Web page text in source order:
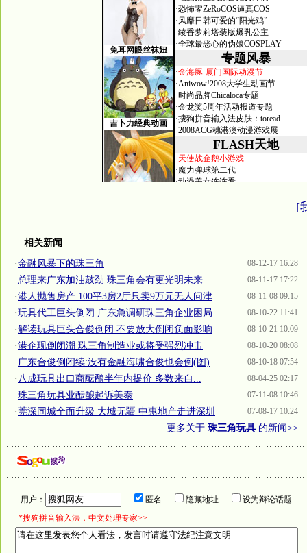
[
相关新闻
08-12-17 16:28
·金融风暴下的珠三角
08-11-17 17:22
·总理来广东加油鼓劲 珠三角会有更光明未来
08-11-08 09:15
·港人抛售房产 100平3房2厅只卖9万元无人问津
08-10-22 11:41
·玩具代工巨头倒闭 广东急调研珠三角企业困局
08-10-21 10:09
·解读玩具巨头合俊倒闭 不要放大倒闭负面影响
08-10-20 08:08
·港企现倒闭潮 珠三角制造业或将受强烈冲击
08-10-18 07:54
· 广东合俊倒闭续:没有金融海啸合俊也会倒(图)
08-04-25 02:17
· 八成玩具出口商酝酿半年内提价 多数来自...
07-11-08 10:46
·珠三角玩具业酝酿起诉美泰
07-08-17 10:24
·莞深同城全面升级 大城无疆 中惠地产走进深圳
更多关于 珠三角玩具 的新闻>>
用户： 匿名 隐藏地址
设为辩论话题
*搜狗拼音输入法，中文处理专家>>